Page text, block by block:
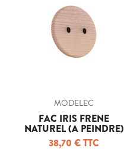
MODELEC
FAC IRIS FRENE
NATUREL (A PEINDRE)
B2
38,70 € TTC